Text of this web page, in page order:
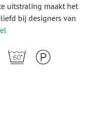
uitstraling maakt het
bij designers van